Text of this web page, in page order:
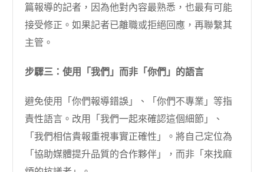
篇報導的記者，因為他對內容最熟悉，也最有可能
接受修正。如果記者已離職或拒絕回應，再聯繫其
主管。
步驟三：使用「我們」而非「你們」的語言
避免使用「你們報導錯誤」、「你們不專業」等指
責性語言。改用「我們一起來確認這個細節」、
「我們相信貴報重視事實正確性」。將自己定位為
「協助媒體提升品質的合作夥伴」，而非「來找麻